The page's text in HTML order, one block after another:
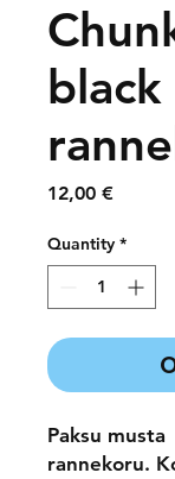
black
12,00 €Price
Quantity *
Paksu
rannekoru.